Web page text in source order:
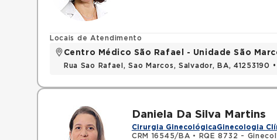
Locais de Atendimento
Centro Médico São Rafael - Unidade São
Rua Sao Rafael, Sao Marcos, Salvador, BA, 41253190 •
Daniela Da Silva Martins
Cirurgia GinecológicaGinecologia
CRM 16545/BA •
RQE 8732 -